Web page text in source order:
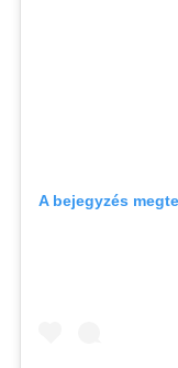
A bejegyzés